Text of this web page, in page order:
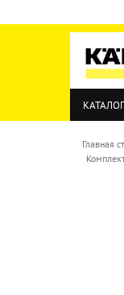
Главная